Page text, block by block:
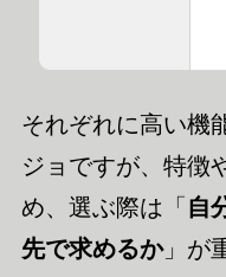
それぞれに高い機
ジョですが、特徴
め、選ぶ際は「 自
先で求めるか」が